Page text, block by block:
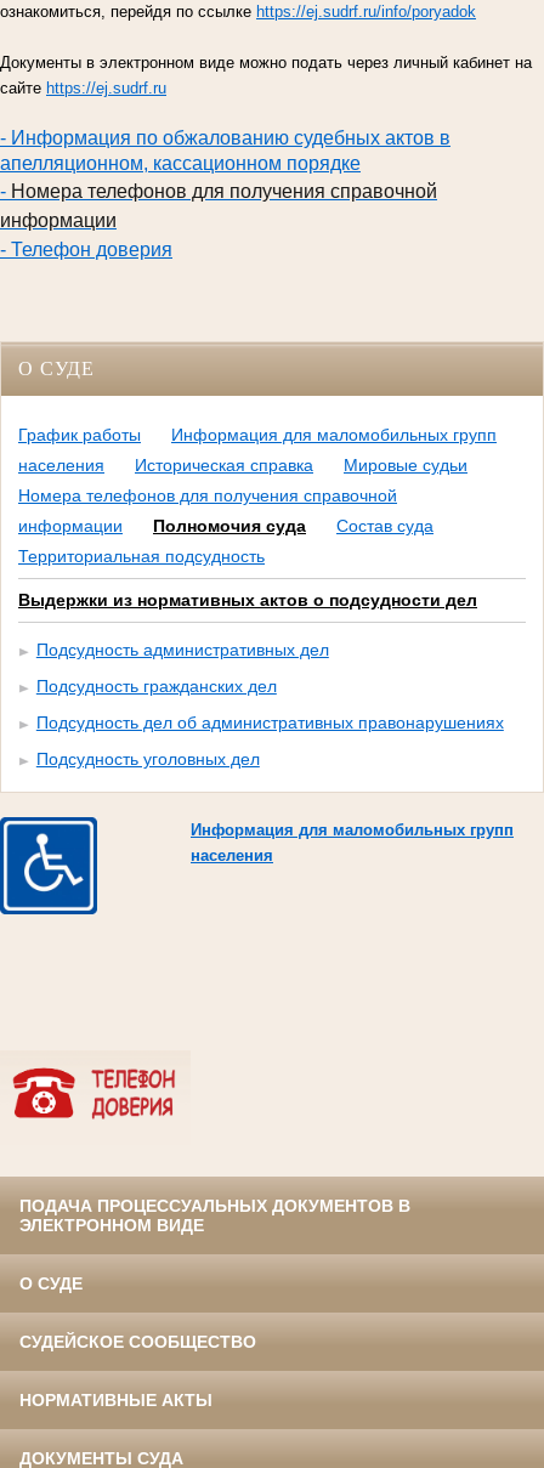
ознакомиться, перейдя по ссылке https://ej.sudrf.ru/info/poryadok
Документы в электронном виде можно подать через личный кабинет на
сайте https://ej.sudrf.ru
- Информация по обжалованию судебных актов в
апелляционном, кассационном порядке
- Номера телефонов для получения справочной
информации
- Телефон доверия
О СУДЕ
График работы
Информация для маломобильных групп
населения
Историческая справка
Мировые судьи
Номера телефонов для получения справочной
информации
Полномочия суда
Состав суда
Территориальная подсудность
Выдержки из нормативных актов о подсудности дел
Подсудность административных дел
Подсудность гражданских дел
Подсудность дел об административных правонарушениях
Подсудность уголовных дел
Информация для маломобильных групп
населения
ПОДАЧА ПРОЦЕССУАЛЬНЫХ ДОКУМЕНТОВ В
ЭЛЕКТРОННОМ ВИДЕ
О СУДЕ
СУДЕЙСКОЕ СООБЩЕСТВО
НОРМАТИВНЫЕ АКТЫ
ДОКУМЕНТЫ СУДА